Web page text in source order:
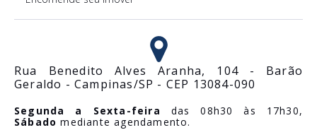
Rua Benedito Alves Aranha, 104 - Barão
Geraldo - Campinas/SP - CEP 13084-090
Segunda a Sexta-feira das 08h30 às 17h30,
Sábado mediante agendamento.